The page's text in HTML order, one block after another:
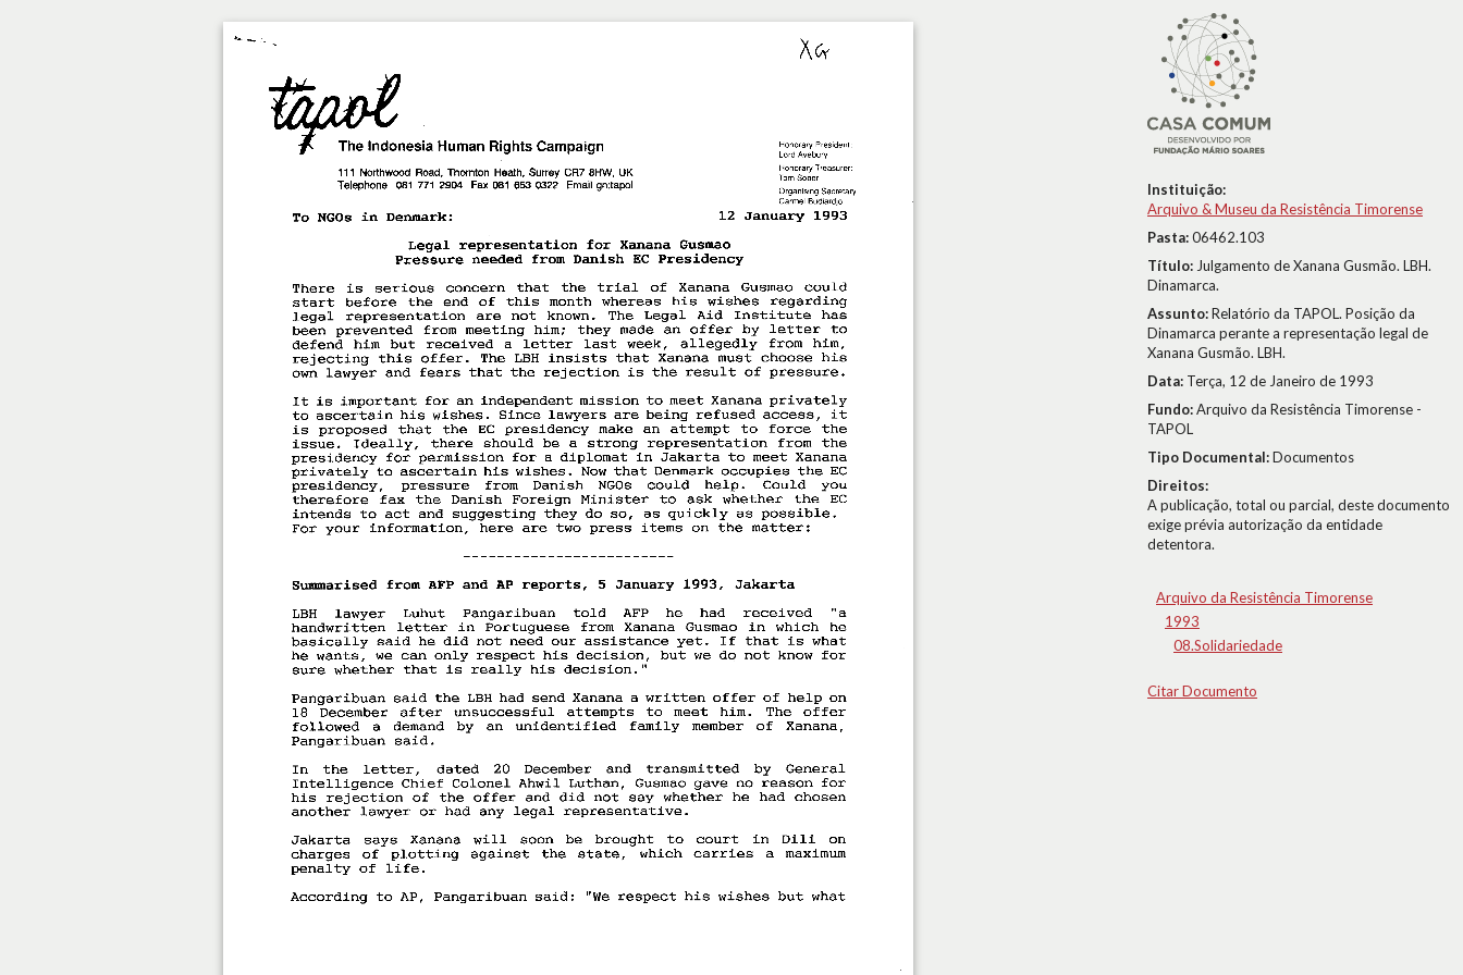
Instituição:
Arquivo & Museu da Resistência Timorense
Pasta:06462.103
Título: Julgamento de Xanana Gusmão. LBH.
Dinamarca.
Assunto:Relatório da TAPOL. Posição da
Dinamarca perante a representação legal de
Xanana Gusmão. LBH.
Data: Terça, 12 de Janeiro de 1993
Fundo:Arquivo da Resistência Timorense -
TAPOL
Tipo Documental:Documentos
Direitos:
A publicação, total ou parcial, deste documento
exige prévia autorização da entidade
detentora.
Arquivo da Resistência Timorense
1993
08.Solidariedade
Citar Documento